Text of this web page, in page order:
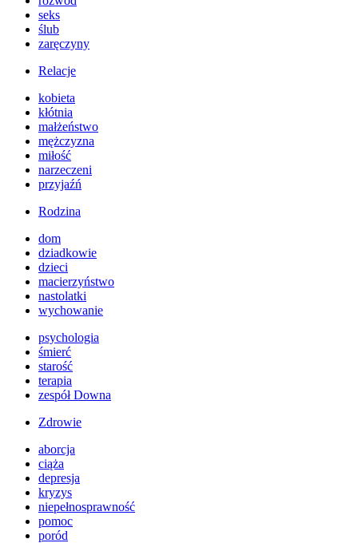
seks
ślub
zaręczyny
Relacje
kobieta
kłótnia
małżeństwo
mężczyzna
miłość
narzeczeni
przyjaźń
Rodzina
dom
dziadkowie
dzieci
macierzyństwo
nastolatki
wychowanie
psychologia
śmierć
starość
terapia
zespół Downa
Zdrowie
aborcja
ciąża
depresja
kryzys
niepełnosprawność
pomoc
poród